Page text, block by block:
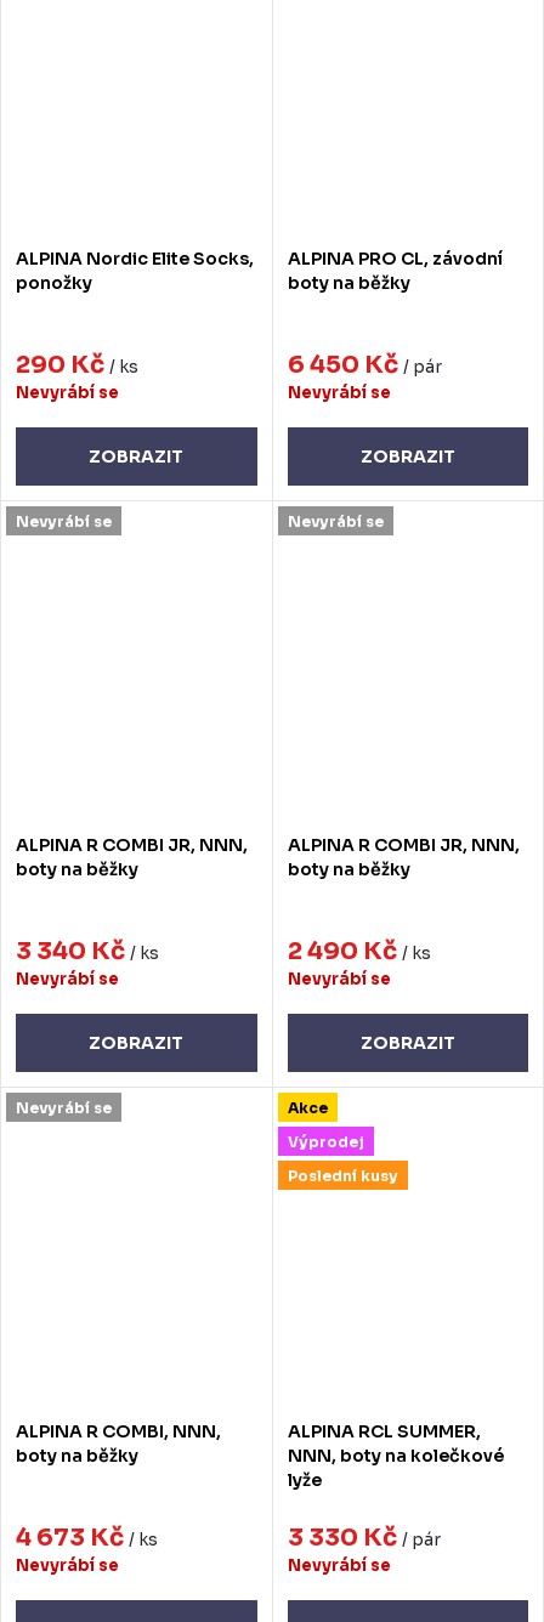
ALPINA Nordic Elite Socks,
ponožky
290 Kč / ks
Nevyrábí se
ZOBRAZIT
ALPINA PRO CL, závodní
boty na běžky
6 450 Kč / pár
Nevyrábí se
ZOBRAZIT
Nevyrábí se
ALPINA R COMBI JR, NNN,
boty na běžky
3 340 Kč / ks
Nevyrábí se
ZOBRAZIT
Nevyrábí se
ALPINA R COMBI JR, NNN,
boty na běžky
2 490 Kč / ks
Nevyrábí se
ZOBRAZIT
Nevyrábí se
ALPINA R COMBI, NNN,
boty na běžky
4 673 Kč / ks
Nevyrábí se
Akce
Výprodej
Poslední kusy
ALPINA RCL SUMMER,
NNN, boty na kolečkové
lyže
3 330 Kč / pár
Nevyrábí se